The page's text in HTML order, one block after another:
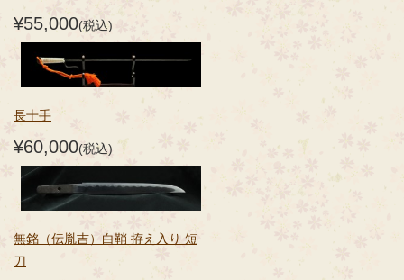
¥55,000(税込)
長十手
¥60,000(税込)
無銘（伝胤吉）白鞘 拵え入り 短
刀